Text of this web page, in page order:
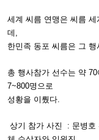
세계 씨름 연맹은 씨름
데,
한민족 동포 씨름은 그
총 행사참가 선수는 약
7~800명으로
성황을 이뤘다.
상기 참가 사진 : 문병호